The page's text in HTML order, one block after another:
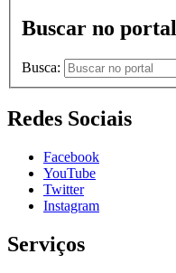
Buscar no portal
Busca:
Redes Sociais
Facebook
YouTube
Twitter
Instagram
Serviços